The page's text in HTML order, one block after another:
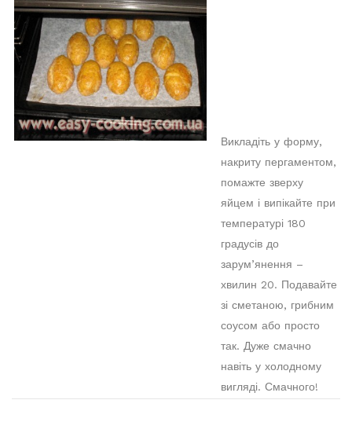
Викладіть у форму,
накриту пергаментом,
помажте зверху
яйцем і випікайте при
температурі 180
градусів до
зарум’янення –
хвилин 20. Подавайте
зі сметаною, грибним
соусом або просто
так. Дуже смачно
навіть у холодному
вигляді. Смачного!